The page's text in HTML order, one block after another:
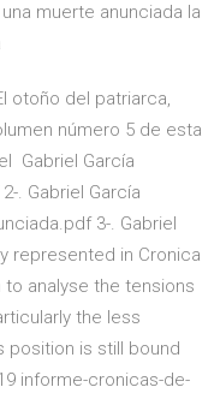
muerte anunciada la
otoño del patriarca,
número 5 de esta
Gabriel García
. Gabriel García
3-. Gabriel
represented in Cronica
analyse the tensions
the less
position is still bound
informe-cronicas-de-